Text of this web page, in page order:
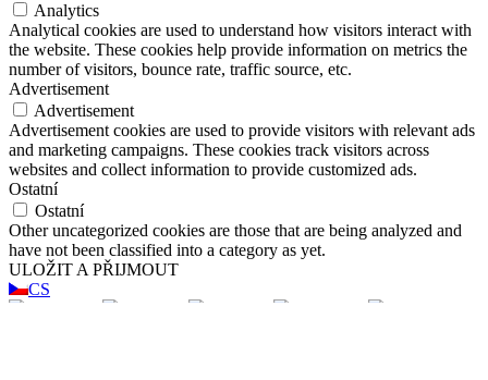
Analytics
Analytical cookies are used to understand how visitors interact with
the website. These cookies help provide information on metrics the
number of visitors, bounce rate, traffic source, etc.
Advertisement
Advertisement
Advertisement cookies are used to provide visitors with relevant ads
and marketing campaigns. These cookies track visitors across
websites and collect information to provide customized ads.
Ostatní
Ostatní
Other uncategorized cookies are those that are being analyzed and
have not been classified into a category as yet.
ULOŽIT A PŘIJMOUT
CS